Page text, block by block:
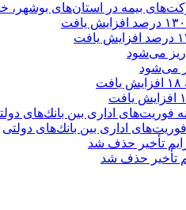
بیمه در استان‌های بوشهر،
اداری بین بانك‌های دولتی
تأخیر حذف شد